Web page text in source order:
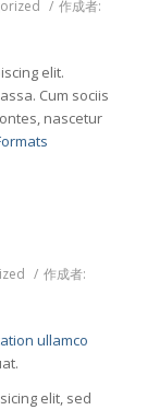
/ 作成者:
elit.
Cum sociis
nascetur
/ 作成者:
ullamco
elit, sed